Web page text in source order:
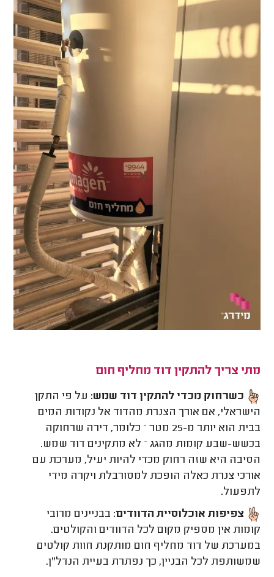
מתי צריך להתקין דוד מחליף חום
כשרחוק מכדי להתקין דוד שמש: על פי התקן
הישראלי, אם אורך הצנרת מהדוד אל נקודות המים
בבית הוא יותר מ-25 מטר – כלומר, דירה שרחוקה
בכשש-שבע קומות מהגג – לא מתקינים דוד שמש.
הסיבה היא שזה רחוק מכדי להיות יעיל, מערכת עם
אורכי צנרת כאלה הופכת למסורבלת ויקרה מידי
לתפעול.
צפיפות אוכלוסיית הדוודים: בבניינים מרובי
קומות אין מספיק מקום לכל הדוודים והקולטים.
במערכת של דוד מחליף חום מותקנת חוות קולטים
שמשותפת לכל הבניין, כך נפתרת בעיית הנדל"ן.